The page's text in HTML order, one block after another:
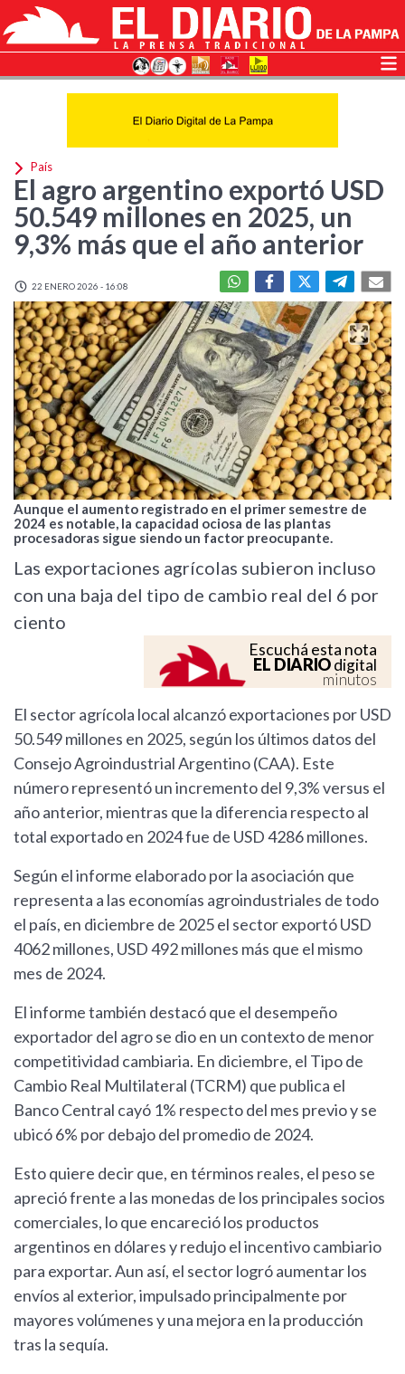
País
El agro argentino exportó USD
50.549 millones en 2025, un
9,3% más que el año anterior
22 ENERO 2026 - 16:08
Aunque el aumento registrado en el primer semestre de
2024 es notable, la capacidad ociosa de las plantas
procesadoras sigue siendo un factor preocupante.
Las exportaciones agrícolas subieron incluso
con una baja del tipo de cambio real del 6 por
ciento
Escuchá esta nota
EL DIARIOdigital
minutos
El sector agrícola local alcanzó exportaciones por USD
50.549 millones en 2025, según los últimos datos del
Consejo Agroindustrial Argentino (CAA). Este
número representó un incremento del 9,3% versus el
año anterior, mientras que la diferencia respecto al
total exportado en 2024 fue de USD 4286 millones.
Según el informe elaborado por la asociación que
representa a las economías agroindustriales de todo
el país, en diciembre de 2025 el sector exportó USD
4062 millones, USD 492 millones más que el mismo
mes de 2024.
El informe también destacó que el desempeño
exportador del agro se dio en un contexto de menor
competitividad cambiaria. En diciembre, el Tipo de
Cambio Real Multilateral (TCRM) que publica el
Banco Central cayó 1% respecto del mes previo y se
ubicó 6% por debajo del promedio de 2024.
Esto quiere decir que, en términos reales, el peso se
apreció frente a las monedas de los principales socios
comerciales, lo que encareció los productos
argentinos en dólares y redujo el incentivo cambiario
para exportar. Aun así, el sector logró aumentar los
envíos al exterior, impulsado principalmente por
mayores volúmenes y una mejora en la producción
tras la sequía.